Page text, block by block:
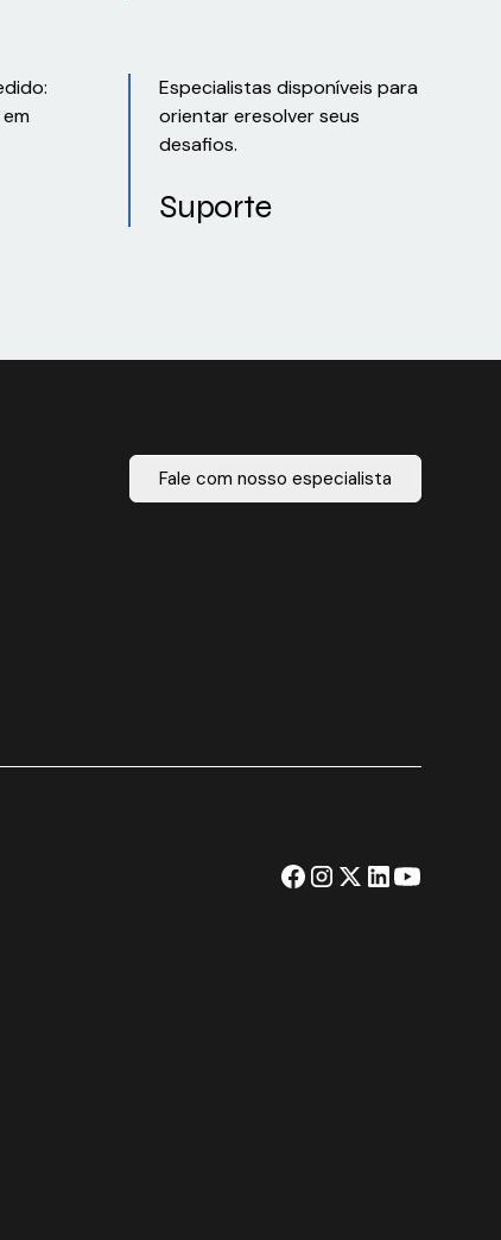
Especialistas disponíveis para
orientar eresolver seus
desafios.
Suporte
Fale com nosso especialista